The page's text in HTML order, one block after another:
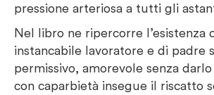
pressione arteriosa a tutti gli
Nel libro ne ripercorre l’esistenza
instancabile lavoratore e di padre
permissivo, amorevole senza
con caparbietà insegue il riscatto